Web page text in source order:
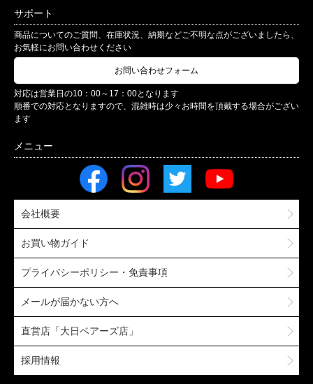
サポート
商品についてのご質問、在庫状況、納期などご不明な点がございましたら、
お気軽にお問い合わせください
お問い合わせフォーム
対応は営業日の10：00～17：00となります
順番での対応となりますので、混雑時は少々お時間を頂戴する場合がござい
ます
会社概要
お買い物ガイド
プライバシーポリシー・免責事項
メールが届かない方へ
直営店「大日ベアーズ店」
採用情報